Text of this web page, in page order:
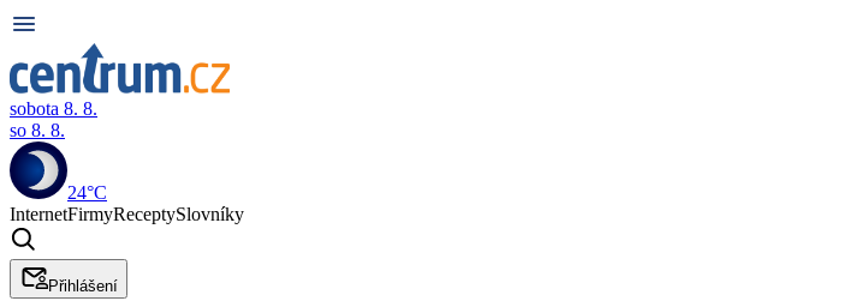
sobota 8. 8.
so 8. 8.
24°C
InternetFirmyReceptySlovníky
Přihlášení